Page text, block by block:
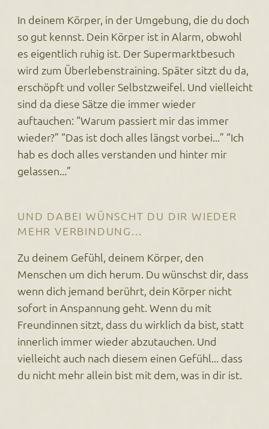
In deinem Körper, in der Umgebung, die du doch
so gut kennst. Dein Körper ist in Alarm, obwohl
es eigentlich ruhig ist. Der Supermarktbesuch
wird zum Überlebenstraining. Später sitzt du da,
erschöpft und voller Selbstzweifel. Und vielleicht
sind da diese Sätze die immer wieder
auftauchen: “Warum passiert mir das immer
wieder?” “Das ist doch alles längst vorbei...” “Ich
hab es doch alles verstanden und hinter mir
gelassen...”
UND DABEI WÜNSCHT DU DIR WIEDER
MEHR VERBINDUNG...
Zu deinem Gefühl, deinem Körper, den
Menschen um dich herum. Du wünschst dir, dass
wenn dich jemand berührt, dein Körper nicht
sofort in Anspannung geht. Wenn du mit
Freundinnen sitzt, dass du wirklich da bist, statt
innerlich immer wieder abzutauchen. Und
vielleicht auch nach diesem einen Gefühl... dass
du nicht mehr allein bist mit dem, was in dir ist.